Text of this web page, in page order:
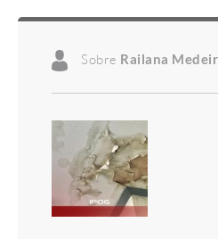
Sobre Railana